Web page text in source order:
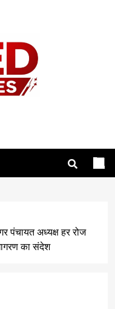
पंचायत अध्यक्ष हर रोज
का संदेश